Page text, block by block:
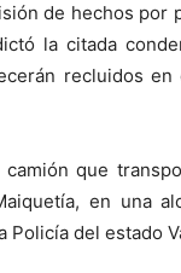
de hechos
la citada
recluidos
que
en una
Policía del estado